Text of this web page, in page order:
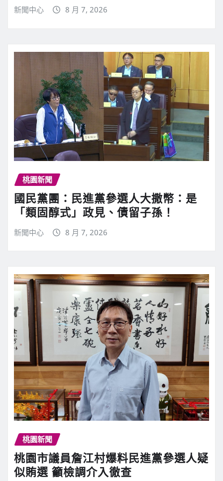
新聞中心 8 月 7, 2026
桃園新聞
國民黨團：民進黨參選人大撒幣：是
「類固醇式」政見、債留子孫！
新聞中心 8 月 7, 2026
桃園新聞
桃園市議員詹江村爆料民進黨參選人疑
似賄選 籲檢調介入徹查